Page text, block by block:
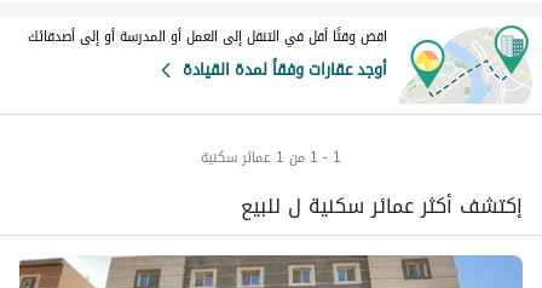
اقض وقتًا أقل في التنقل إلى العمل أو المدرسة أو إلى أصدقائك
أوجد عقارات وفقاً لمدة القيادة
1 - 1 من 1 عمائر سكنية
إكتشف أكثر عمائر سكنية ل للبيع